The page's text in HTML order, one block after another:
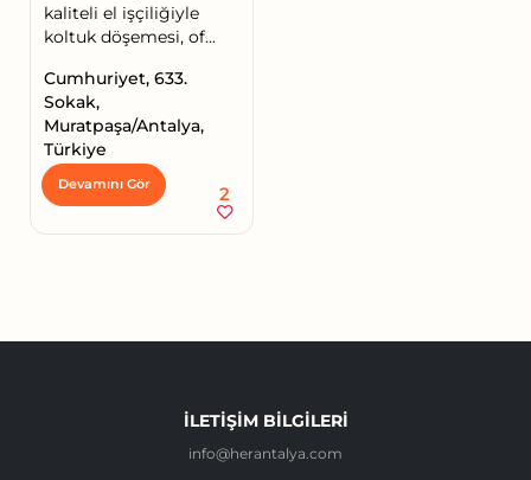
kaliteli el işçiliğiyle
koltuk döşemesi, of...
Cumhuriyet, 633.
Sokak,
Muratpaşa/Antalya,
Türkiye
Devamını Gör 2
İLETIŞIM BILGILERI
info@herantalya.com